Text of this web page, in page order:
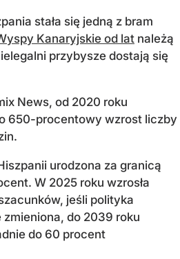
stała się jedną z bram
Kanaryjskie od lat należą
przybysze dostają się
News, od 2020 roku
650-procentowy wzrost liczby
urodzona za granicą
W 2025 roku wzrosła
jeśli polityka
do 2039 roku
do 60 procent